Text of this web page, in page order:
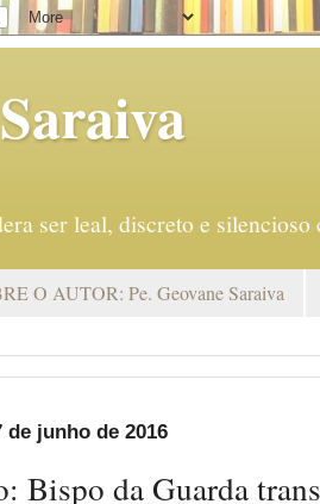
ser leal, discreto e
O AUTOR: Pe. Geovane Saraiva
junho de 2016
Bispo da Guarda